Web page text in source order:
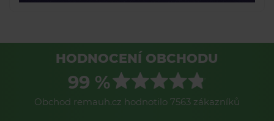
HODNOCENÍ OBCHODU
99 %
Obchod remauh.cz hodnotilo 7563 zákazníků